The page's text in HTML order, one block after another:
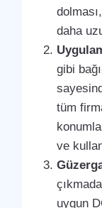
daha
gibi
tüm
ve
uygun